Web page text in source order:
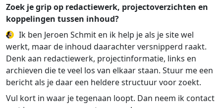
Zoek je grip op redactiewerk, projectoverzichten en
koppelingen tussen inhoud?
Ik ben Jeroen Schmit en ik help je als je site wel
werkt, maar de inhoud daarachter versnipperd raakt.
Denk aan redactiewerk, projectinformatie, links en
archieven die te veel los van elkaar staan. Stuur me een
bericht als je daar een heldere structuur voor zoekt.
Vul kort in waar je tegenaan loopt. Dan neem ik contact